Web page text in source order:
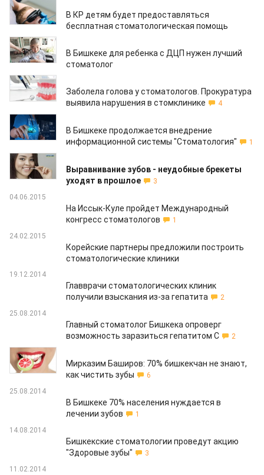
28.05.2021
В КР детям будет предоставляться
бесплатная стоматологическая помощь
28.04.2021
В Бишкеке для ребенка с ДЦП нужен лучший
стоматолог
26.12.2019
Заболела голова у стоматологов. Прокуратура
выявила нарушения в стомклинике
4
22.11.2019
В Бишкеке продолжается внедрение
информационной системы "Стоматология"
1
11.04.2017
Выравнивание зубов - неудобные брекеты
уходят в прошлое
3
04.06.2015
На Иссык-Куле пройдет Международный
конгресс стоматологов
1
24.02.2015
Корейские партнеры предложили построить
стоматологические клиники
19.12.2014
Главврачи стоматологических клиник
получили взыскания из-за гепатита
2
25.08.2014
Главный стоматолог Бишкека опроверг
возможность заразиться гепатитом С
2
25.08.2014
Мирказим Баширов: 70% бишкекчан не знают,
как чистить зубы
6
25.08.2014
В Бишкеке 70% населения нуждается в
лечении зубов
1
14.08.2014
Бишкекские стоматологии проведут акцию
"Здоровые зубы"
3
11.02.2014